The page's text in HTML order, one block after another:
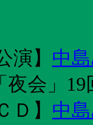
演 】 中
夜会」
Ｄ 】 中